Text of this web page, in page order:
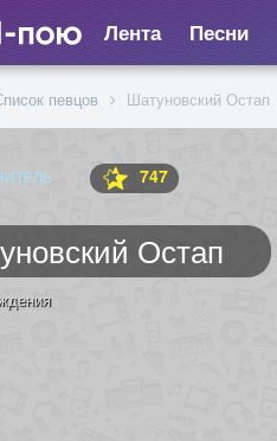
Лента Песни
певцов Шатуновский Остап
747
Остап